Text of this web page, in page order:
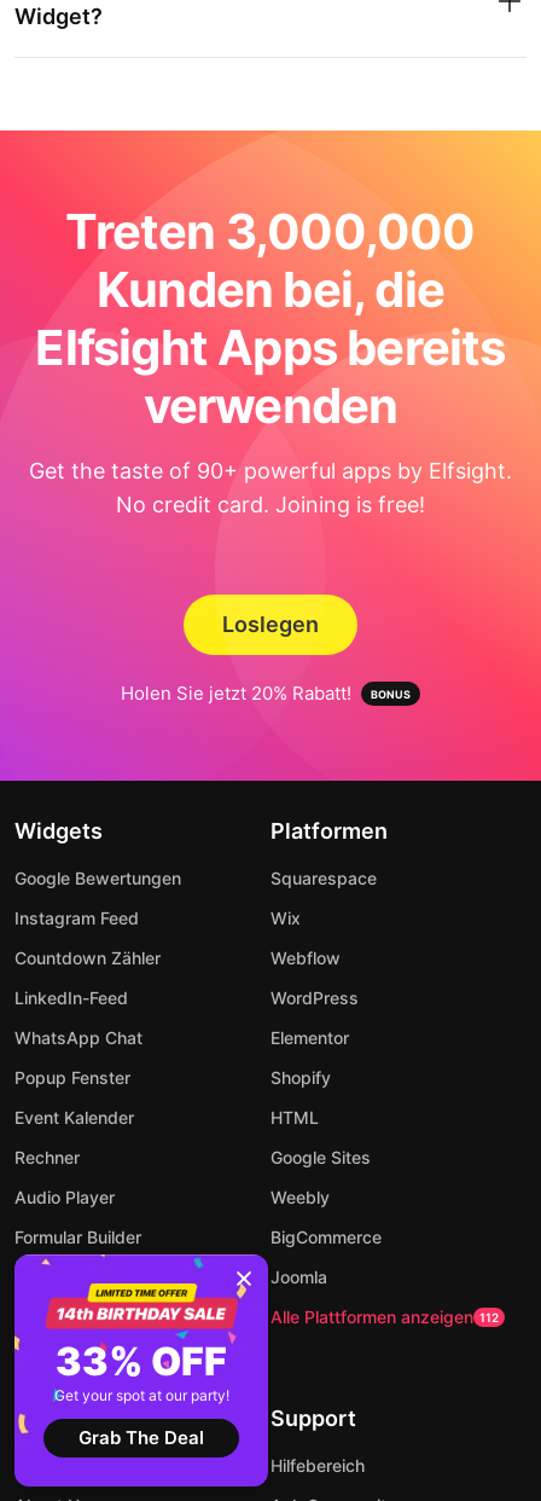
Widget?
Treten 3,000,000
Kunden bei, die
Elfsight Apps bereits
verwenden
Get the taste of 90+ powerful apps by Elfsight.
No credit card. Joining is free!
Loslegen
Holen Sie jetzt 20% Rabatt!
Widgets
Google Bewertungen
Instagram Feed
Countdown Zähler
LinkedIn-Feed
WhatsApp Chat
Popup Fenster
Event Kalender
Rechner
Audio Player
Formular Builder
Zu allen Widgets 94
Platformen
Squarespace
Wix
Webflow
WordPress
Elementor
Shopify
HTML
Google Sites
Weebly
BigCommerce
Joomla
Alle Plattformen anzeigen 112
Firma Support
Hilfebereich
33% OFF
Get your spot at our party!
Grab The Deal